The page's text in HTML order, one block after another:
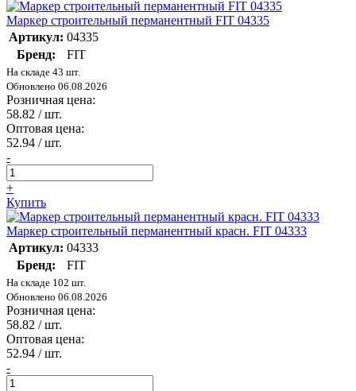
Маркер строительный перманентный FIT 04335
Артикул: 04335
Бренд:
FIT
На складе 43 шт.
Обновлено 06.08.2026
Розничная цена:
58.82 / шт.
Оптовая цена:
52.94 / шт.
-
+
Купить
Маркер строительный перманентный красн. FIT 04333
Артикул: 04333
Бренд:
FIT
На складе 102 шт.
Обновлено 06.08.2026
Розничная цена:
58.82 / шт.
Оптовая цена:
52.94 / шт.
-